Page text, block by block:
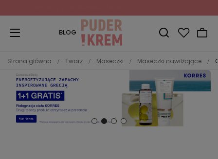
BLOG
Strona główna Twarz Maseczki Maseczki nawilżające